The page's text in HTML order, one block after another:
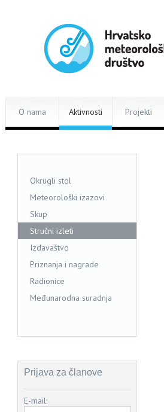
O nama Aktivnosti Projekti
Okrugli stol
Meteorološki izazovi
Skup
Stručni izleti
Izdavaštvo
Priznanja i nagrade
Radionice
Međunarodna suradnja
Prijava za članove
E-mail: